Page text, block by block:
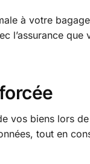
à votre
l’assurance que
vos biens lors
tout en